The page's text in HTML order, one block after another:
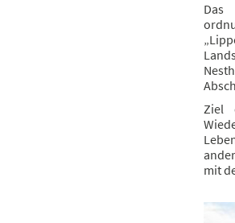
Das
Ziel
mit